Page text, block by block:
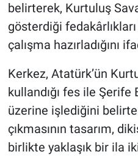
belirterek, Kurtuluş
gösterdiği
çalışma hazırladığını
Kerkez, Atatürk’ün
kullandığı fes ile Şerife
üzerine işlediğini
çıkmasının tasarım,
birlikte yaklaşık bir ila